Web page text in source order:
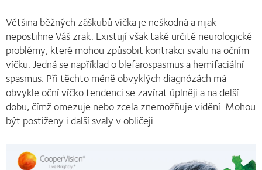
Většina běžných záškubů víčka je neškodná a nijak
nepostihne Váš zrak. Existují však také určité neurologické
problémy, které mohou způsobit kontrakci svalu na očním
víčku. Jedná se například o blefarospasmus a hemifaciální
spasmus. Při těchto méně obvyklých diagnózách má
obvykle oční víčko tendenci se zavírat úplněji a na delší
dobu, čímž omezuje nebo zcela znemožňuje vidění. Mohou
být postiženy i další svaly v obličeji.